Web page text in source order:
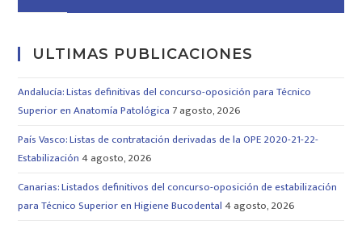
ULTIMAS PUBLICACIONES
Andalucía: Listas definitivas del concurso-oposición para Técnico
Superior en Anatomía Patológica 7 agosto, 2026
País Vasco: Listas de contratación derivadas de la OPE 2020-21-22-
Estabilización 4 agosto, 2026
Canarias: Listados definitivos del concurso-oposición de estabilización
para Técnico Superior en Higiene Bucodental 4 agosto, 2026